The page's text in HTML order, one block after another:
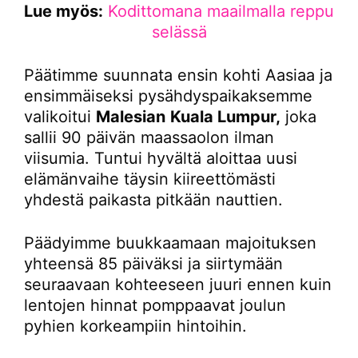
Lue myös: Kodittomana maailmalla reppu
selässä
Päätimme suunnata ensin kohti Aasiaa ja
ensimmäiseksi pysähdyspaikaksemme
valikoitui Malesian Kuala Lumpur, joka
sallii 90 päivän maassaolon ilman
viisumia. Tuntui hyvältä aloittaa uusi
elämänvaihe täysin kiireettömästi
yhdestä paikasta pitkään nauttien.
Päädyimme buukkaamaan majoituksen
yhteensä 85 päiväksi ja siirtymään
seuraavaan kohteeseen juuri ennen kuin
lentojen hinnat pomppaavat joulun
pyhien korkeampiin hintoihin.